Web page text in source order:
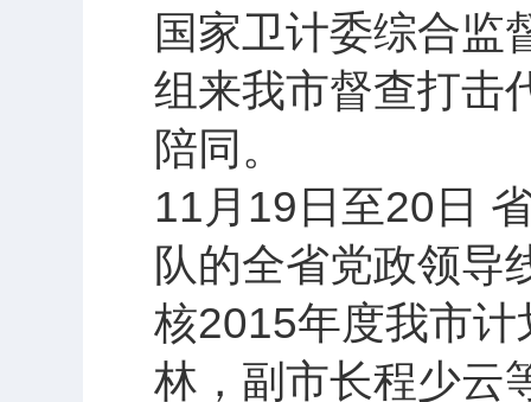
国家卫计委综合监
组来我市督查打击
陪同。
11月19日至20日
队的全省党政领导
核2015年度我市
林，副市长程少云